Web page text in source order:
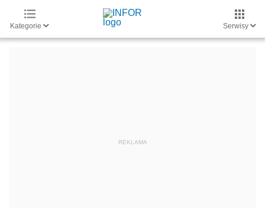
Kategorie Serwisy